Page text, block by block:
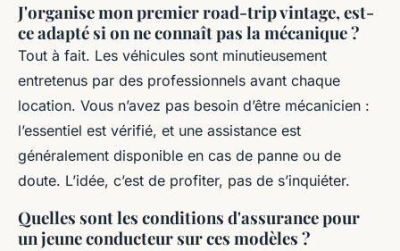
J'organise mon premier road-trip vintage, est-
ce adapté si on ne connaît pas la mécanique ?
Tout à fait. Les véhicules sont minutieusement
entretenus par des professionnels avant chaque
location. Vous n’avez pas besoin d’être mécanicien :
l’essentiel est vérifié, et une assistance est
généralement disponible en cas de panne ou de
doute. L’idée, c’est de profiter, pas de s’inquiéter.
Quelles sont les conditions d'assurance pour
un jeune conducteur sur ces modèles ?